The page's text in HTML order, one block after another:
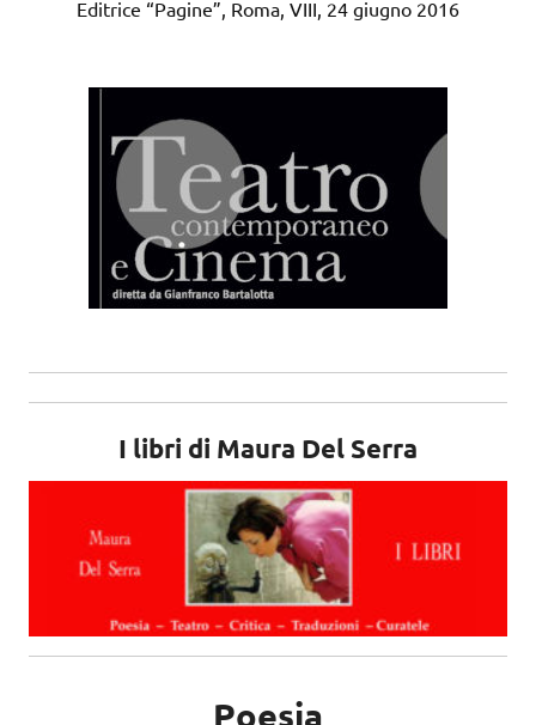
Editrice “Pagine”, Roma, VIII, 24 giugno 2016
I libri di Maura Del Serra
Poesia